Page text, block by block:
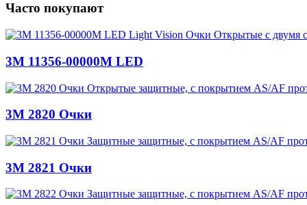
Часто покупают
3M 11356-00000M LED
3M 2820 Очки
3M 2821 Очки